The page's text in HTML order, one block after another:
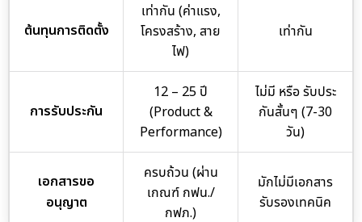
ต้นทุนการติดตั้ง
เท่ากัน (ค่าแรง,
โครงสร้าง, สาย
ไฟ)
เท่ากัน
การรับประกัน
12 – 25 ปี
(Product &
Performance)
ไม่มี หรือ รับประ
กันสั้นๆ (7-30
วัน)
เอกสารขอ
อนุญาต
ครบถ้วน (ผ่าน
เกณฑ์ กฟน./
กฟภ.)
มักไม่มีเอกสาร
รับรองเทคนิค